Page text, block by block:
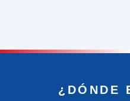
¿DÓNDE